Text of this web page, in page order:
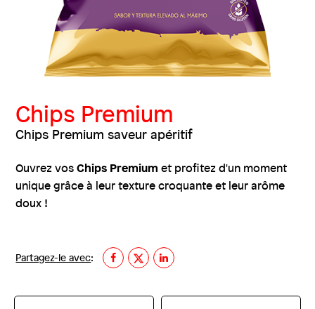
Chips Premium
Chips Premium saveur apéritif
Ouvrez vosChips Premium et profitez d'un moment
unique grâce à leur texture croquante et leur arôme
doux !
Partagez-le avec: